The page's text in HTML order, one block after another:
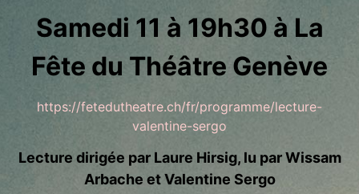
Samedi 11 à 19h30 à La
Fête du Théâtre Genève
https://fetedutheatre.ch/fr/programme/lecture-
valentine-sergo
Lecture dirigée par Laure Hirsig, lu par Wissam
Arbache et Valentine Sergo